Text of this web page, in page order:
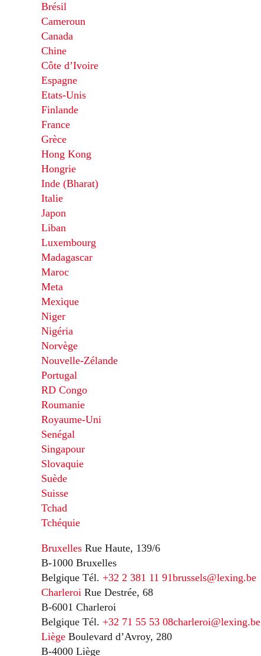
Brésil
Cameroun
Canada
Chine
Côte d’Ivoire
Espagne
Etats-Unis
Finlande
France
Grèce
Hong Kong
Hongrie
Inde (Bharat)
Italie
Japon
Liban
Luxembourg
Madagascar
Maroc
Meta
Mexique
Niger
Nigéria
Norvège
Nouvelle-Zélande
Portugal
RD Congo
Roumanie
Royaume-Uni
Senégal
Singapour
Slovaquie
Suède
Suisse
Tchad
Tchéquie
Bruxelles Rue Haute, 139/6
B-1000 Bruxelles
Belgique Tél. +32 2 381 11 91brussels@lexing.be
Charleroi Rue Destrée, 68
B-6001 Charleroi
Belgique Tél. +32 71 55 53 08charleroi@lexing.be
Liège Boulevard d’Avroy, 280
B-4000 Liège